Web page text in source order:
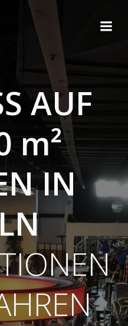
AUF
m²
IN